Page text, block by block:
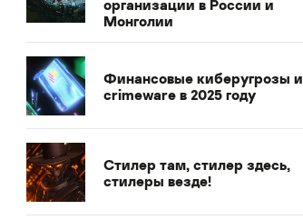
организации в России и
Монголии
Финансовые киберугрозы и
crimeware в 2025 году
Стилер там, стилер здесь,
стилеры везде!